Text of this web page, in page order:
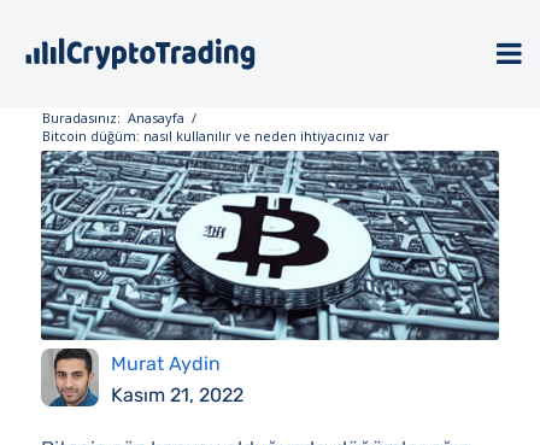
Buradasınız: Anasayfa /
Bitcoin düğüm: nasıl kullanılır ve neden ihtiyacınız var
Murat Aydin
Kasım 21, 2022